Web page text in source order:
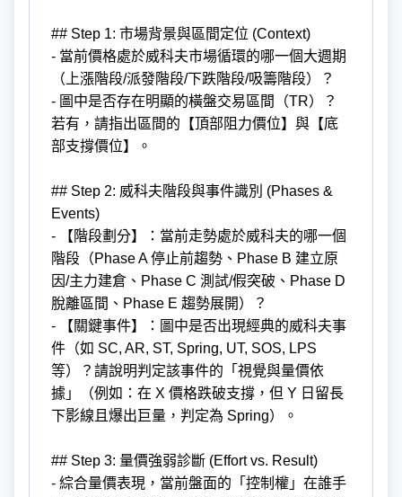
## Step 1: 市場背景與區間定位 (Context)
- 當前價格處於威科夫市場循環的哪一個大週期
（上漲階段/派發階段/下跌階段/吸籌階段）？
- 圖中是否存在明顯的橫盤交易區間（TR）？
若有，請指出區間的【頂部阻力價位】與【底
部支撐價位】。
## Step 2: 威科夫階段與事件識別 (Phases &
Events)
- 【階段劃分】：當前走勢處於威科夫的哪一個
階段（Phase A 停止前趨勢、Phase B 建立原
因/主力建倉、Phase C 測試/假突破、Phase D
脫離區間、Phase E 趨勢展開）？
- 【關鍵事件】：圖中是否出現經典的威科夫事
件（如 SC, AR, ST, Spring, UT, SOS, LPS
等）？請說明判定該事件的「視覺與量價依
據」（例如：在 X 價格跌破支撐，但 Y 日留長
下影線且爆出巨量，判定為 Spring）。
## Step 3: 量價強弱診斷 (Effort vs. Result)
- 綜合量價表現，當前盤面的「控制權」在誰手